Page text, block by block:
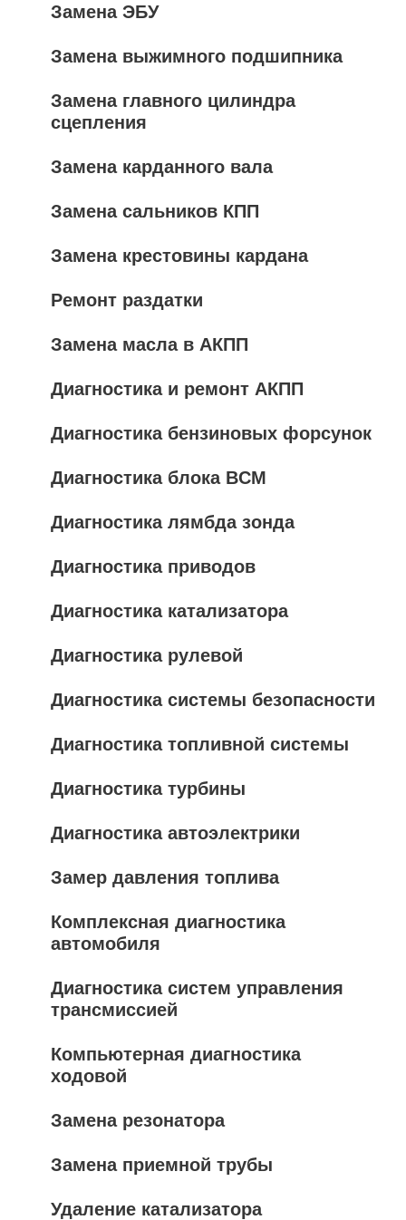
Замена ЭБУ
Замена выжимного подшипника
Замена главного цилиндра
сцепления
Замена карданного вала
Замена сальников КПП
Замена крестовины кардана
Ремонт раздатки
Замена масла в АКПП
Диагностика и ремонт АКПП
Диагностика бензиновых форсунок
Диагностика блока BCM
Диагностика лямбда зонда
Диагностика приводов
Диагностика катализатора
Диагностика рулевой
Диагностика системы безопасности
Диагностика топливной системы
Диагностика турбины
Диагностика автоэлектрики
Замер давления топлива
Комплексная диагностика
автомобиля
Диагностика систем управления
трансмиссией
Компьютерная диагностика
ходовой
Замена резонатора
Замена приемной трубы
Удаление катализатора